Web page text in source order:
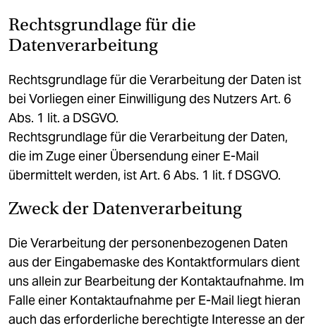
Rechtsgrundlage für die
Datenverarbeitung
Rechtsgrundlage für die Verarbeitung der Daten ist
bei Vorliegen einer Einwilligung des Nutzers Art. 6
Abs. 1 lit. a DSGVO.
Rechtsgrundlage für die Verarbeitung der Daten,
die im Zuge einer Übersendung einer E-Mail
übermittelt werden, ist Art. 6 Abs. 1 lit. f DSGVO.
Zweck der Datenverarbeitung
Die Verarbeitung der personenbezogenen Daten
aus der Eingabemaske des Kontaktformulars dient
uns allein zur Bearbeitung der Kontaktaufnahme. Im
Falle einer Kontaktaufnahme per E-Mail liegt hieran
auch das erforderliche berechtigte Interesse an der